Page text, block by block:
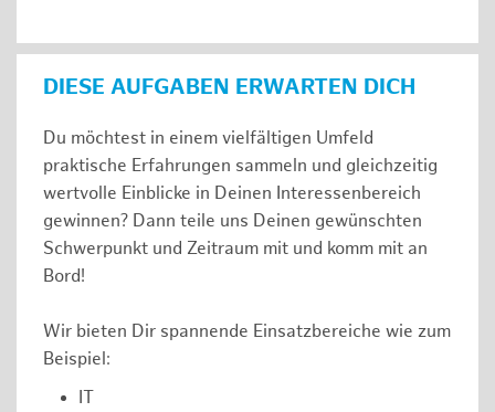
DIESE AUFGABEN ERWARTEN DICH
Du möchtest in einem vielfältigen Umfeld
praktische Erfahrungen sammeln und gleichzeitig
wertvolle Einblicke in Deinen Interessenbereich
gewinnen? Dann teile uns Deinen gewünschten
Schwerpunkt und Zeitraum mit und komm mit an
Bord!
Wir bieten Dir spannende Einsatzbereiche wie zum
Beispiel:
IT